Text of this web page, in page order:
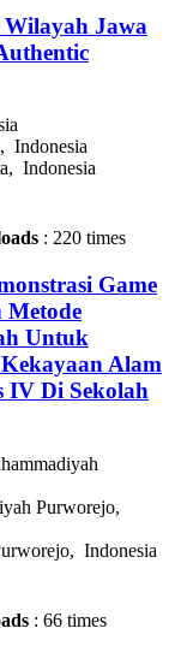
Wilayah Jawa
Indonesia
Indonesia
: 220 times
Game
Metode
Untuk
Alam
IV Di Sekolah
Purworejo,
Indonesia
: 66 times